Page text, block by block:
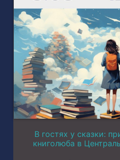
В гостях у сказки:
книголюба в